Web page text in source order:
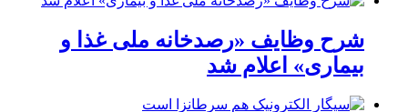
شرح وظایف «رصدخانه ملی غذا و
بیماری» اعلام شد